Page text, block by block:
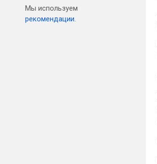
Мы используем
рекомендации.